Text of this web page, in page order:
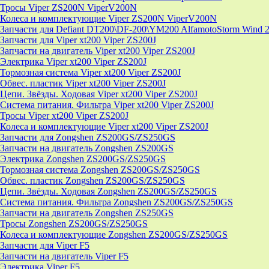
Тросы Viper ZS200N ViperV200N
Колеса и комплектующие Viper ZS200N ViperV200N
Запчасти для Defiant DT200\DF-200\YM200 AlfamotoStorm Wind
Запчасти для Viper xt200 Viper ZS200J
Запчасти на двигатель Viper xt200 Viper ZS200J
Электрика Viper xt200 Viper ZS200J
Тормозная система Viper xt200 Viper ZS200J
Обвес. пластик Viper xt200 Viper ZS200J
Цепи. Звёзды. Ходовая Viper xt200 Viper ZS200J
Система питания. Фильтра Viper xt200 Viper ZS200J
Тросы Viper xt200 Viper ZS200J
Колеса и комплектующие Viper xt200 Viper ZS200J
Запчасти для Zongshen ZS200GS/ZS250GS
Запчасти на двигатель Zongshen ZS200GS
Электрика Zongshen ZS200GS/ZS250GS
Тормозная система Zongshen ZS200GS/ZS250GS
Обвес. пластик Zongshen ZS200GS/ZS250GS
Цепи. Звёзды. Ходовая Zongshen ZS200GS/ZS250GS
Система питания. Фильтра Zongshen ZS200GS/ZS250GS
Запчасти на двигатель Zongshen ZS250GS
Тросы Zongshen ZS200GS/ZS250GS
Колеса и комплектующие Zongshen ZS200GS/ZS250GS
Запчасти для Viper F5
Запчасти на двигатель Viper F5